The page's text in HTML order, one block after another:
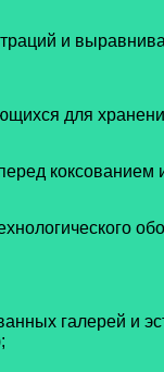
и
для
коксованием
галерей и